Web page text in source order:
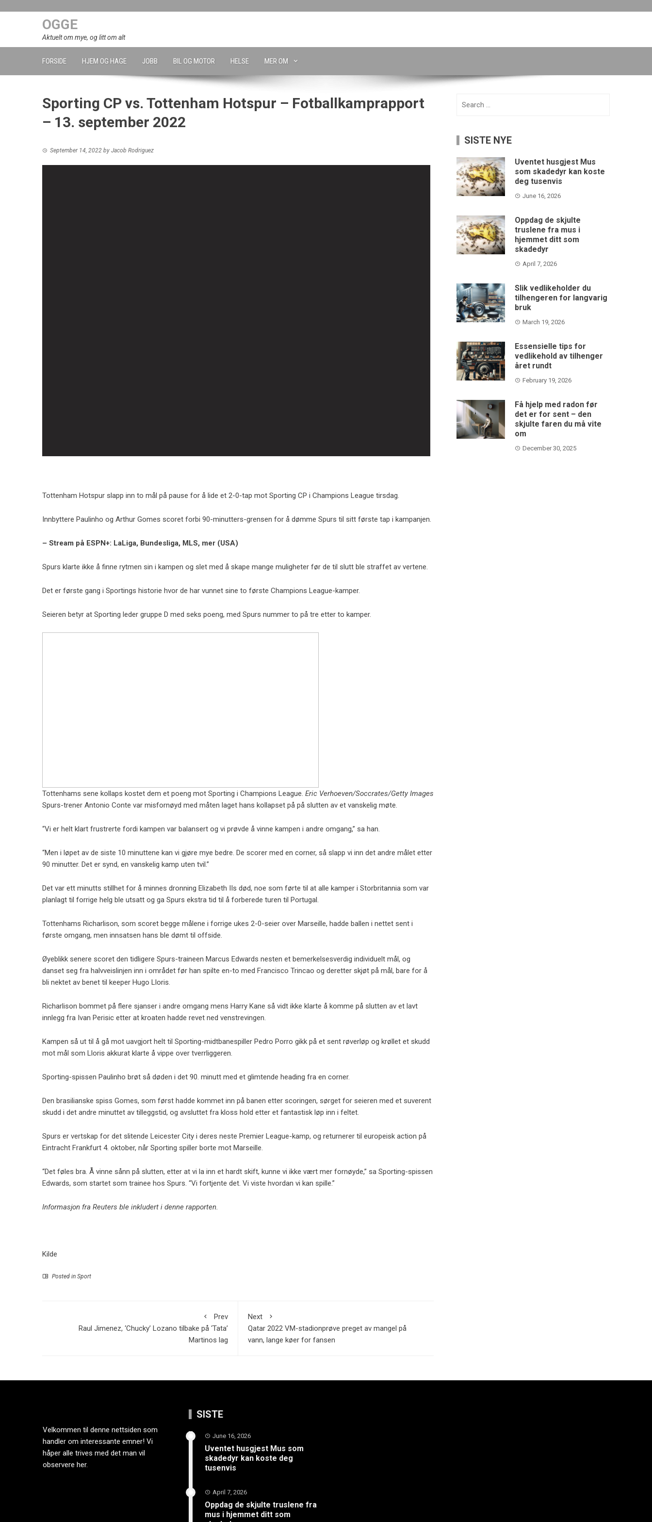
OGGE
Aktuelt om mye, og litt om alt
FORSIDE HJEM OG HAGE JOBB BIL OG MOTOR HELSE MER OM
Sporting CP vs. Tottenham Hotspur – Fotballkamprapport
– 13. september 2022
September 14, 2022 by Jacob Rodriguez
Tottenham Hotspur slapp inn to mål på pause for å lide et 2-0-tap mot Sporting CP i Champions League tirsdag.
Innbyttere Paulinho og Arthur Gomes scoret forbi 90-minutters-grensen for å dømme Spurs til sitt første tap i kampanjen.
– Stream på ESPN+: LaLiga, Bundesliga, MLS, mer (USA)
Spurs klarte ikke å finne rytmen sin i kampen og slet med å skape mange muligheter før de til slutt ble straffet av vertene.
Det er første gang i Sportings historie hvor de har vunnet sine to første Champions League-kamper.
Seieren betyr at Sporting leder gruppe D med seks poeng, med Spurs nummer to på tre etter to kamper.
Tottenhams sene kollaps kostet dem et poeng mot Sporting i Champions League. Eric Verhoeven/Soccrates/Getty Images
Spurs-trener Antonio Conte var misfornøyd med måten laget hans kollapset på på slutten av et vanskelig møte.
“Vi er helt klart frustrerte fordi kampen var balansert og vi prøvde å vinne kampen i andre omgang,” sa han.
“Men i løpet av de siste 10 minuttene kan vi gjøre mye bedre. De scorer med en corner, så slapp vi inn det andre målet etter
90 minutter. Det er synd, en vanskelig kamp uten tvil.”
Det var ett minutts stillhet for å minnes dronning Elizabeth IIs død, noe som førte til at alle kamper i Storbritannia som var
planlagt til forrige helg ble utsatt og ga Spurs ekstra tid til å forberede turen til Portugal.
Tottenhams Richarlison, som scoret begge målene i forrige ukes 2-0-seier over Marseille, hadde ballen i nettet sent i
første omgang, men innsatsen hans ble dømt til offside.
Øyeblikk senere scoret den tidligere Spurs-traineen Marcus Edwards nesten et bemerkelsesverdig individuelt mål, og
danset seg fra halvveislinjen inn i området før han spilte en-to med Francisco Trincao og deretter skjøt på mål, bare for å
bli nektet av benet til keeper Hugo Lloris.
Richarlison bommet på flere sjanser i andre omgang mens Harry Kane så vidt ikke klarte å komme på slutten av et lavt
innlegg fra Ivan Perisic etter at kroaten hadde revet ned venstrevingen.
Kampen så ut til å gå mot uavgjort helt til Sporting-midtbanespiller Pedro Porro gikk på et sent røverløp og krøllet et skudd
mot mål som Lloris akkurat klarte å vippe over tverrliggeren.
Sporting-spissen Paulinho brøt så døden i det 90. minutt med et glimtende heading fra en corner.
Den brasilianske spiss Gomes, som først hadde kommet inn på banen etter scoringen, sørget for seieren med et suverent
skudd i det andre minuttet av tilleggstid, og avsluttet fra kloss hold etter et fantastisk løp inn i feltet.
Spurs er vertskap for det slitende Leicester City i deres neste Premier League-kamp, ​​og returnerer til europeisk action på
Eintracht Frankfurt 4. oktober, når Sporting spiller borte mot Marseille.
“Det føles bra. Å vinne sånn på slutten, etter at vi la inn et hardt skift, kunne vi ikke vært mer fornøyde,” sa Sporting-spissen
Edwards, som startet som trainee hos Spurs. “Vi fortjente det. Vi viste hvordan vi kan spille.”
Informasjon fra Reuters ble inkludert i denne rapporten.
Kilde
Posted in Sport
Prev
Raul Jimenez, ‘Chucky’ Lozano tilbake på ‘Tata’
Martinos lag
Next
Qatar 2022 VM-stadionprøve preget av mangel på
vann, lange køer for fansen
SISTE NYE
Uventet husgjest Mus
som skadedyr kan koste
deg tusenvis
June 16, 2026
Oppdag de skjulte
truslene fra mus i
hjemmet ditt som
skadedyr
April 7, 2026
Slik vedlikeholder du
tilhengeren for langvarig
bruk
March 19, 2026
Essensielle tips for
vedlikehold av tilhenger
året rundt
February 19, 2026
Få hjelp med radon før
det er for sent – den
skjulte faren du må vite
om
December 30, 2025
Velkommen til denne nettsiden som
handler om interessante emner! Vi
håper alle trives med det man vil
observere her.
SISTE
June 16, 2026
Uventet husgjest Mus som
skadedyr kan koste deg
tusenvis
April 7, 2026
Oppdag de skjulte truslene fra
mus i hjemmet ditt som